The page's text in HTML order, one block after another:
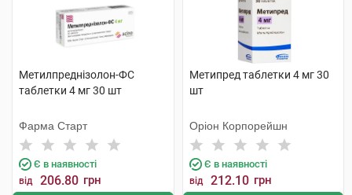
Метилпреднізолон-ФС
таблетки 4 мг 30 шт
Фарма Старт
Є в наявності
від 206.80 грн
Метипред таблетки 4 мг 30
шт
Оріон Корпорейшн
Є в наявності
від 212.10 грн